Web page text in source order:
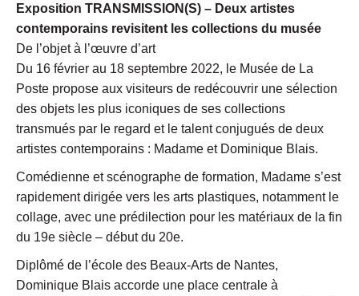
Exposition TRANSMISSION(S) – Deux artistes
contemporains revisitent les collections du musée
De l’objet à l’œuvre d’art
Du 16 février au 18 septembre 2022, le Musée de La
Poste propose aux visiteurs de redécouvrir une sélection
des objets les plus iconiques de ses collections
transmués par le regard et le talent conjugués de deux
artistes contemporains : Madame et Dominique Blais.
Comédienne et scénographe de formation, Madame s’est
rapidement dirigée vers les arts plastiques, notamment le
collage, avec une prédilection pour les matériaux de la fin
du 19e siècle – début du 20e.
Diplômé de l’école des Beaux-Arts de Nantes,
Dominique Blais accorde une place centrale à